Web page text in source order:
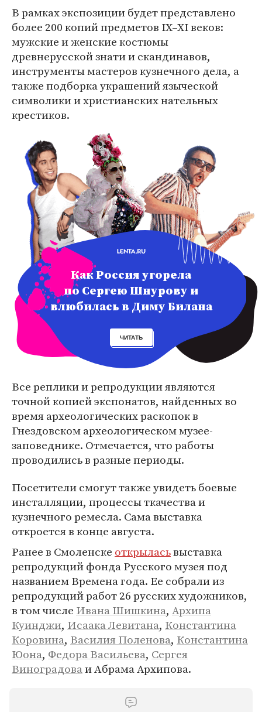
В рамках экспозиции будет представлено
более 200 копий предметов IX–XI веков:
мужские и женские костюмы
древнерусской знати и скандинавов,
инструменты мастеров кузнечного дела, а
также подборка украшений языческой
символики и христианских нательных
крестиков.
Как Россия угорела
по Сергею Шнурову и
влюбилась в Диму Билана
ЧИТАТЬ
Все реплики и репродукции являются
точной копией экспонатов, найденных во
время археологических раскопок в
Гнездовском археологическом музее-
заповеднике. Отмечается, что работы
проводились в разные периоды.
Посетители смогут также увидеть боевые
инсталляции, процессы ткачества и
кузнечного ремесла. Сама выставка
откроется в конце августа.
Ранее в Смоленске открыласьвыставка
репродукций фонда Русского музея под
названием Времена года. Ее собрали из
репродукций работ 26 русских художников,
в том числе Ивана Шишкина, Архипа
Куинджи, Исаака Левитана, Константина
Коровина, Василия Поленова, Константина
Юона, Федора Васильева, Сергея
Виноградоваи Абрама Архипова.